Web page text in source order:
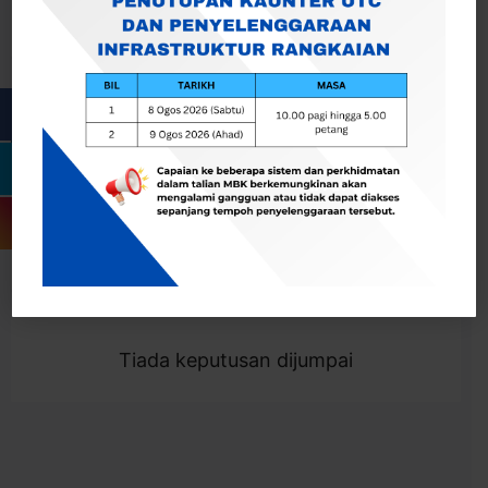
Togol Penapis
Showing 0 result
Tiada keputusan dijumpai